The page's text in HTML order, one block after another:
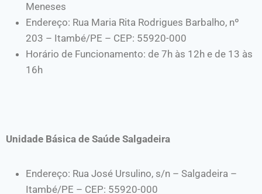
Meneses
Endereço: Rua Maria Rita Rodrigues Barbalho, nº
203 – Itambé/PE – CEP: 55920-000
Horário de Funcionamento: de 7h às 12h e de 13 às
16h
Unidade Básica de Saúde Salgadeira
Endereço: Rua José Ursulino, s/n – Salgadeira –
Itambé/PE – CEP: 55920-000